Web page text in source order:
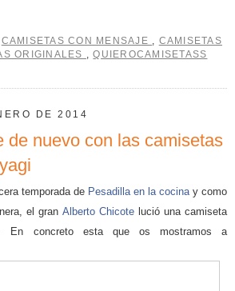
CAMISETAS CON MENSAJE
CAMISETAS
ORIGINALES ,QUIEROCAMISETASS
DE 2014
de nuevo con las camisetas
temporada de Pesadilla en la cocina y como
el gran Alberto Chicote lució una camiseta
. En concreto esta que os mostramos a